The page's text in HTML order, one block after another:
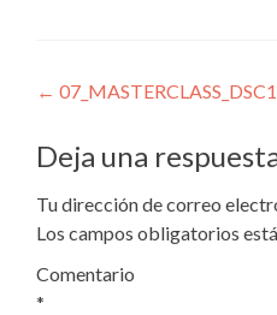
Navegación
de
entradas
←
Deja una
Tu dirección de correo
Los campos obligatorios
Comentario
*